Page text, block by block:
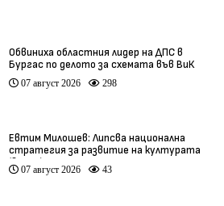
Обвиниха областния лидер на ДПС в
Бургас по делото за схемата във ВиК
07 август 2026 298
Евтим Милошев: Липсва национална
стратегия за развитие на културата
(видео)
07 август 2026 43